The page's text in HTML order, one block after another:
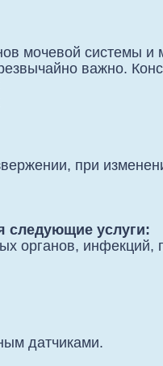
мочевой системы и
важно.
при
следующие услуги:
органов,
датчиками.